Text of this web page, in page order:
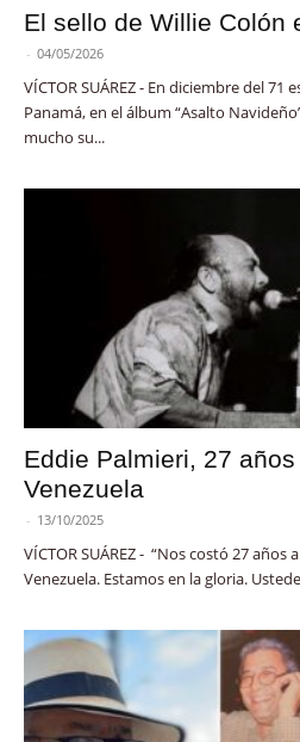
El sello de Willie Colón
- 04/05/2026
VÍCTOR SUÁREZ - En diciembre del
Panamá, en el álbum “Asalto
mucho su...
Eddie Palmieri, 27
Venezuela
- 13/10/2025
VÍCTOR SUÁREZ - “Nos costó 27
Venezuela. Estamos en la gloria.